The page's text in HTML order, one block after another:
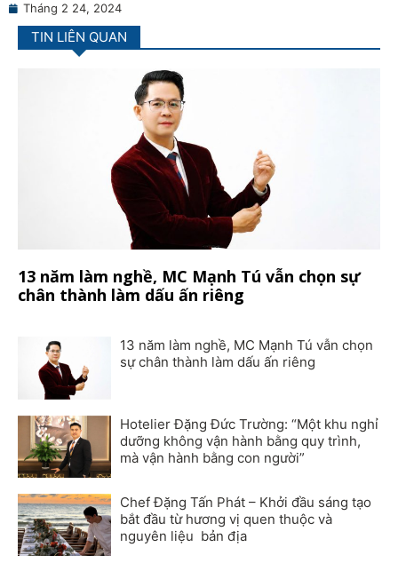
Tháng 2 24, 2024
TIN LIÊN QUAN
13 năm làm nghề, MC Mạnh Tú vẫn chọn sự
chân thành làm dấu ấn riêng
13 năm làm nghề, MC Mạnh Tú vẫn chọn
sự chân thành làm dấu ấn riêng
Hotelier Đặng Đức Trường: “Một khu nghỉ
dưỡng không vận hành bằng quy trình,
mà vận hành bằng con người”
Chef Đặng Tấn Phát – Khởi đầu sáng tạo
bắt đầu từ hương vị quen thuộc và
nguyên liệu bản địa